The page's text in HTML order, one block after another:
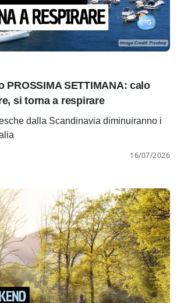
PROSSIMA SETTIMANA: calo
si torna a respirare
dalla Scandinavia diminuiranno i
16/07/2026